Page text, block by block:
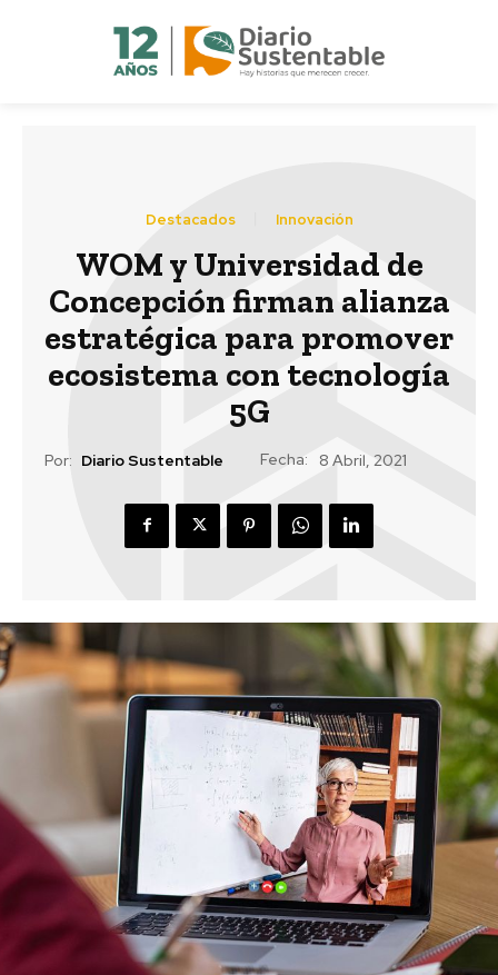
Destacados Innovación
WOM y Universidad de
Concepción firman alianza
estratégica para promover
ecosistema con tecnología
5G
Por: Diario Sustentable Fecha: 8 Abril, 2021